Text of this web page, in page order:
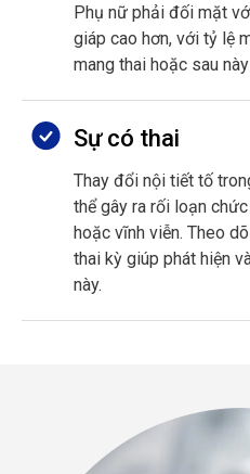
Phụ nữ phải đối mặt
giáp cao hơn, với tỷ lệ
mang thai hoặc sau
Sự có thai
Thay đổi nội tiết tố
thể gây ra rối loạn
hoặc vĩnh viễn. Theo
thai kỳ giúp phát hiện
này.